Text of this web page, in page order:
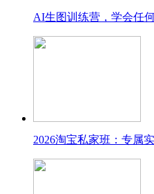
AI生图训练营，学会任
2026淘宝私家班：专属